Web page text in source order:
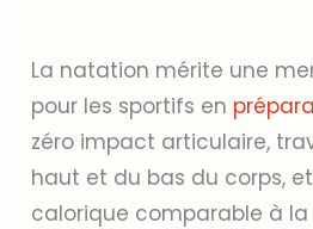
La natation mérite une
pour les sportifs en
zéro impact articulaire,
haut et du bas du corps,
calorique comparable à la